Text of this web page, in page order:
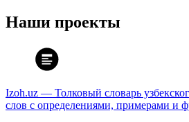
Наши проекты
Izoh.uz — Толковый словарь
слов с определениями, примерами и